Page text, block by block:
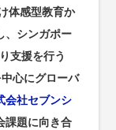
体感型教育か
、シンガポー
支援を行う
心にグローバ
会社セブンシ
課題に向き合